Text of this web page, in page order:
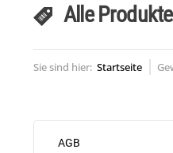
Alle Produkte
Sie sind hier: Startseite
AGB